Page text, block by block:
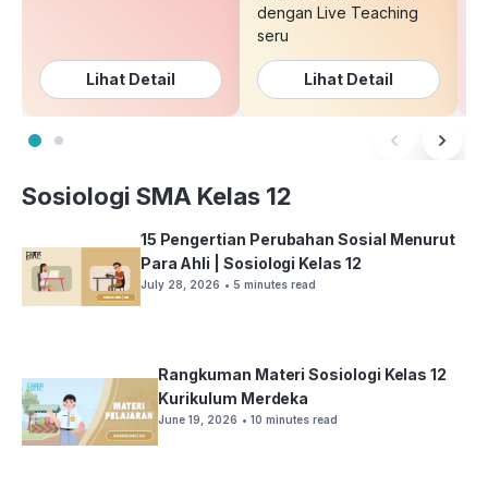
Lihat Detail
dengan Live Teaching
seru
Lihat Detail
Sosiologi SMA Kelas 12
15 Pengertian Perubahan Sosial Menurut
Para Ahli | Sosiologi Kelas 12
July 28, 2026 • 5 minutes read
Rangkuman Materi Sosiologi Kelas 12
Kurikulum Merdeka
June 19, 2026 • 10 minutes read